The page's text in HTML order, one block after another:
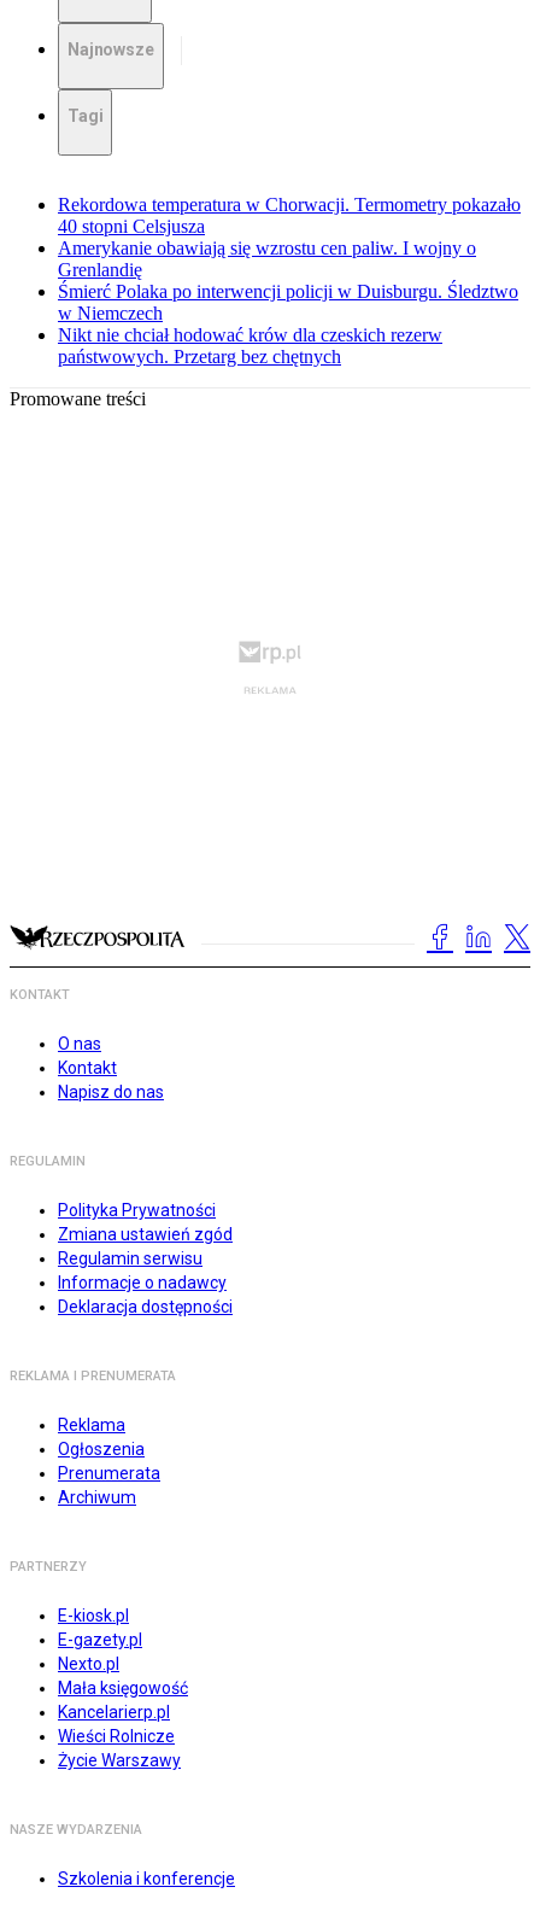
Najnowsze
Tagi
Rekordowa temperatura w Chorwacji. Termometry pokazało
40 stopni Celsjusza
Amerykanie obawiają się wzrostu cen paliw. I wojny o
Grenlandię
Śmierć Polaka po interwencji policji w Duisburgu. Śledztwo
w Niemczech
Nikt nie chciał hodować krów dla czeskich rezerw
państwowych. Przetarg bez chętnych
Promowane treści
KONTAKT
O nas
Kontakt
Napisz do nas
REGULAMIN
Polityka Prywatności
Zmiana ustawień zgód
Regulamin serwisu
Informacje o nadawcy
Deklaracja dostępności
REKLAMA I PRENUMERATA
Reklama
Ogłoszenia
Prenumerata
Archiwum
PARTNERZY
E-kiosk.pl
E-gazety.pl
Nexto.pl
Mała księgowość
Kancelarierp.pl
Wieści Rolnicze
Życie Warszawy
NASZE WYDARZENIA
Szkolenia i konferencje